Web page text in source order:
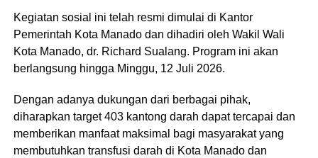
Kegiatan sosial ini telah resmi dimulai di Kantor
Pemerintah Kota Manado dan dihadiri oleh Wakil Wali
Kota Manado, dr. Richard Sualang. Program ini akan
berlangsung hingga Minggu, 12 Juli 2026.
Dengan adanya dukungan dari berbagai pihak,
diharapkan target 403 kantong darah dapat tercapai dan
memberikan manfaat maksimal bagi masyarakat yang
membutuhkan transfusi darah di Kota Manado dan